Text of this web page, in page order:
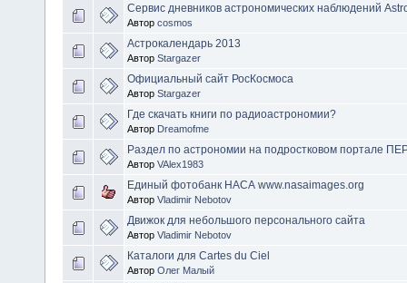
Сервис дневников астрономических наблюдений
Автор cosmos
Астрокалендарь 2013
Автор Stargazer
Официальный сайт РосКосмоса
Автор Stargazer
Где скачать книги по радиоастрономии?
Автор Dreamofme
Раздел по астрономии на подростковом портале
Автор VAlex1983
Единый фотобанк НАСА www.nasaimages.org
Автор Vladimir Nebotov
Движок для небольшого персонального сайта
Автор Vladimir Nebotov
Каталоги для Cartes du Ciel
Автор Олег Малый